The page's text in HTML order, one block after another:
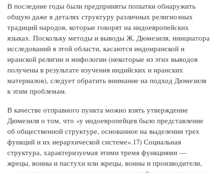
В последние годы были предприняты попытки обнаружить
общую даже в деталях структуру различных религиозных
традиций народов, которые говорят на индоевропейских
языках. Поскольку методы и выводы Ж. Дюмезиля, инициатора
исследований в этой области, касаются индоиранской и
иранской религии и мифологии (некоторые из этих выводов
получены в результате изучения индийских и иранских
материалов), следует обратить внимание на подход Дюмезиля
к этим проблемам.
В качестве отправного пункта можно взять утверждение
Дюмезиля о том, что «у индоевропейцев было представление
об общественной структуре, основанное на выделении трех
функций и их иерархической системе».17) Социальная
структура, характеризуемая этими тремя функциями —
жрецы, воины и пастухи или жрецы, воины и производители,